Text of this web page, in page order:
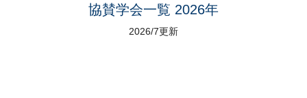
協賛学会一覧 2026年
2026/7更新